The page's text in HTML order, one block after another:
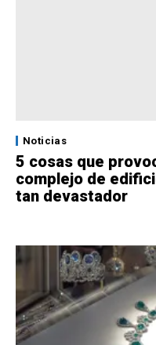
Noticias
5 cosas que
complejo de
tan devastador